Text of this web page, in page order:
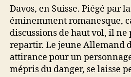
Davos, en Suisse. Piégé par
éminemment romanesque,
discussions de haut vol, il ne
repartir. Le jeune Allemand
attirance pour un
mépris du danger, se laisse